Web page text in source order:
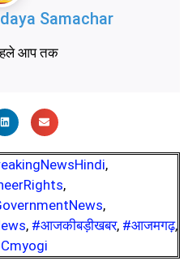
Samachar
आप तक
,
,
,
, #आजकीबड़ीखबर, #आजमगढ़,
Cmyogi